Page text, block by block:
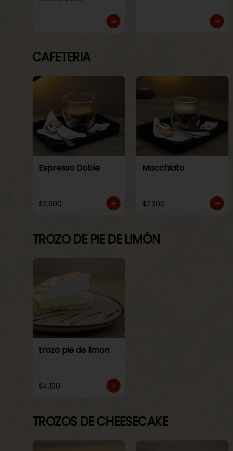
CAFETERIA
Espresso Doble
$2.600
Macchiato
$2.300
TROZO DE PIE DE LIMÓN
trozo pie de limon
$4.100
TROZOS DE CHEESECAKE